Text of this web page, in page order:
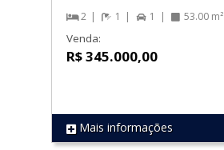
REF 1794
2 1 1 53.00 m²
Venda:
R$ 345.000,00
Mais informações